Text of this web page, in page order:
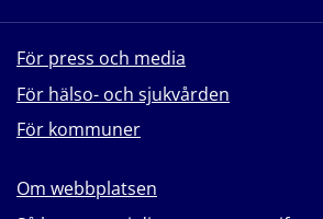
För press och media
För hälso- och sjukvården
För kommuner
Om webbplatsen